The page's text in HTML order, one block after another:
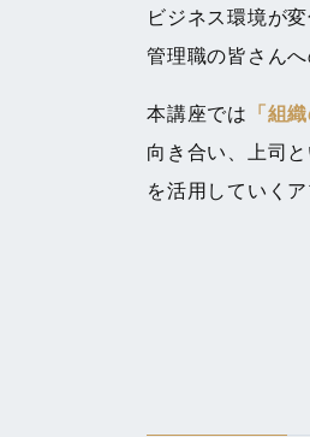
ビジネス環境が
管理職の皆さん
本講座では 「組
向き合い、上司
を活用していく